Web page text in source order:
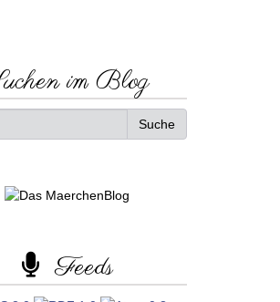
im Blog
Feeds